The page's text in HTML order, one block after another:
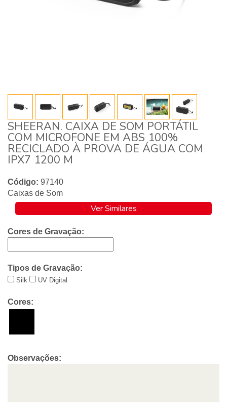
SHEERAN. CAIXA DE SOM PORTÁTIL
COM MICROFONE EM ABS 100%
RECICLADO À PROVA DE ÁGUA COM
IPX7 1200 M
Código: 97140
Caixas de Som
Ver Similares
Cores de Gravação:
Tipos de Gravação:
Silk UV Digital
Cores:
Observações: